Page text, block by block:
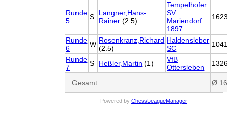
Runde
5
S
Langner,Hans-
Rainer (2.5)
Tempelhofer
SV
Mariendorf
1897
Runde
6
W Rosenkranz,Richard
(2.5)
Haldensleber
SC
Runde
7
S Heßler,Martin (1)
VfB
Ottersleben
Gesamt Ø
Powered by ChessLeagueManager